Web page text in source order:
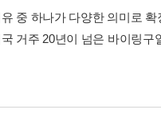
중 하나가 다양한 의미로
거주 20년이 넘은 바이링